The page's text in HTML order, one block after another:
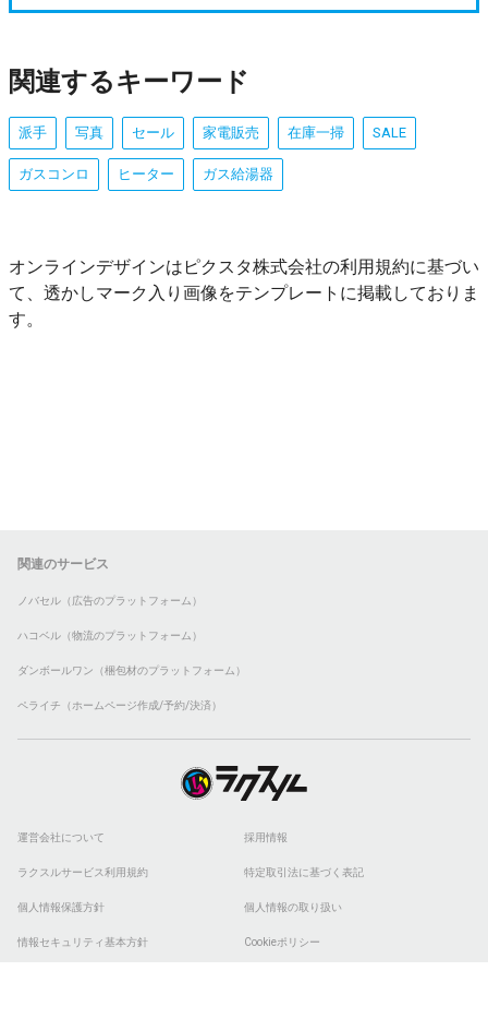
関連するキーワード
派手 写真 セール 家電販売 在庫一掃 SALE
ガスコンロ ヒーター ガス給湯器
オンラインデザインはピクスタ株式会社の利用規約に基づい
て、透かしマーク入り画像をテンプレートに掲載しておりま
す。
関連のサービス
ノバセル（広告のプラットフォーム）
ハコベル（物流のプラットフォーム）
ダンボールワン（梱包材のプラットフォーム）
ペライチ（ホームページ作成/予約/決済）
運営会社について 採用情報
ラクスルサービス利用規約 特定取引法に基づく表記
個人情報保護方針 個人情報の取り扱い
情報セキュリティ基本方針 Cookieポリシー